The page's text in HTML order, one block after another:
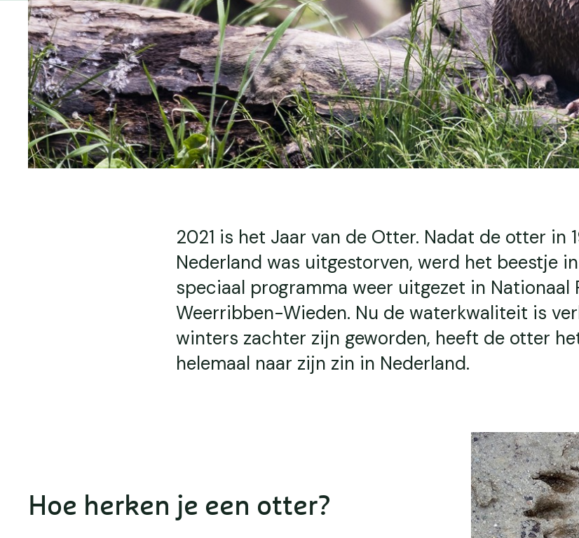
2021 is het Jaar van de Otter. Nadat de otter in
Nederland was uitgestorven, werd het beestje
speciaal programma weer uitgezet in Nationaal
Weerribben-Wieden. Nu de waterkwaliteit is
winters zachter zijn geworden, heeft de otter
helemaal naar zijn zin in Nederland.
Hoe herken je een otter?